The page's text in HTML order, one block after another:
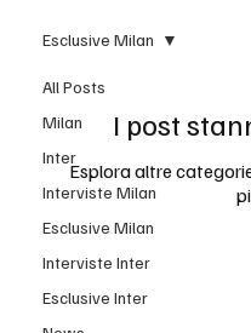
All Posts
Milan
Inter
Interviste Milan
Esclusive Milan
Interviste Inter
Esclusive Inter
Esclusive Milan
I post
Esplora altre